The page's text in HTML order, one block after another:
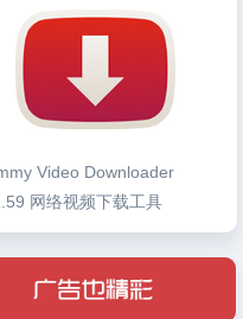
Video Downloader
网络视频下载工具